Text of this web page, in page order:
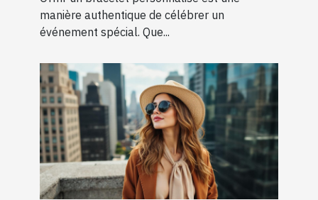
manière authentique de célébrer un
événement spécial. Que...